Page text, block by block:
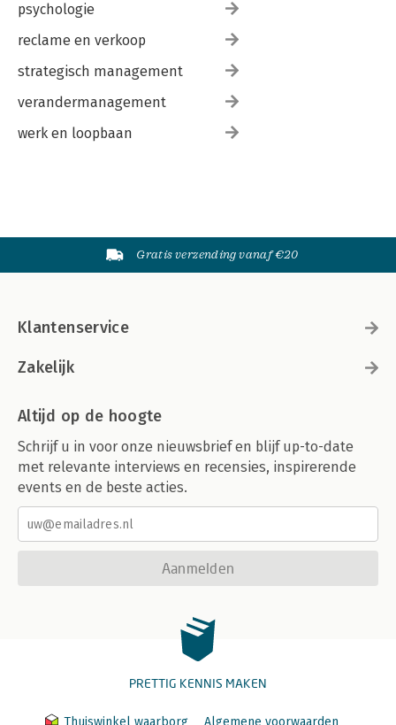
psychologie
reclame en verkoop
strategisch management
verandermanagement
werk en loopbaan
Gratis verzending vanaf €20
Klantenservice
Zakelijk
Altijd op de hoogte
Schrijf u in voor onze nieuwsbrief en blijf up-to-date
met relevante interviews en recensies, inspirerende
events en de beste acties.
Aanmelden
PRETTIG KENNIS MAKEN
Thuiswinkel waarborg Algemene voorwaarden